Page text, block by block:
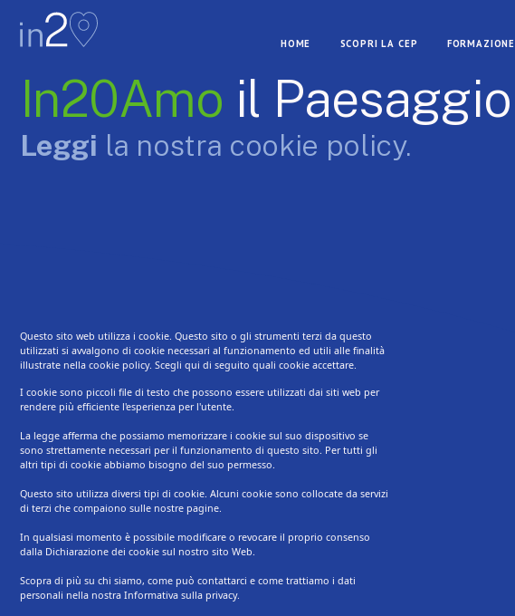
HOME SCOPRI LA CEP FORMAZIONE
In20Amo il Paesaggio
Leggi la nostra cookie policy.
Questo sito web utilizza i cookie. Questo sito o gli strumenti terzi da questo
utilizzati si avvalgono di cookie necessari al funzionamento ed utili alle finalità
illustrate nella cookie policy. Scegli qui di seguito quali cookie accettare.
I cookie sono piccoli file di testo che possono essere utilizzati dai siti web per
rendere più efficiente l'esperienza per l'utente.
La legge afferma che possiamo memorizzare i cookie sul suo dispositivo se
sono strettamente necessari per il funzionamento di questo sito. Per tutti gli
altri tipi di cookie abbiamo bisogno del suo permesso.
Questo sito utilizza diversi tipi di cookie. Alcuni cookie sono collocate da servizi
di terzi che compaiono sulle nostre pagine.
In qualsiasi momento è possibile modificare o revocare il proprio consenso
dalla Dichiarazione dei cookie sul nostro sito Web.
Scopra di più su chi siamo, come può contattarci e come trattiamo i dati
personali nella nostra Informativa sulla privacy.